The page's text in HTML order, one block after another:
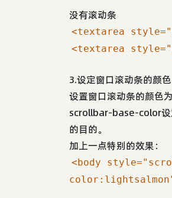
没有滚动条
<textarea
<textarea
3.设定窗口滚动条的颜色
设置窗口滚动条的颜色
scrollbar-base-color设
的目的。
加上一点特别的效果：
<body